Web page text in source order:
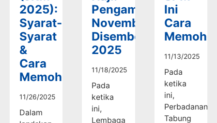
2025):
Syarat-
Syarat
&
Cara
Memohon
11/26/2025
Dalam
Pengambilan
November-
Disember
2025
11/18/2025
Pada
ketika
ini,
Lembaga
Ini
Cara
11/13/2025
Pada
ketika
ini,
Perbadanan
Tabung